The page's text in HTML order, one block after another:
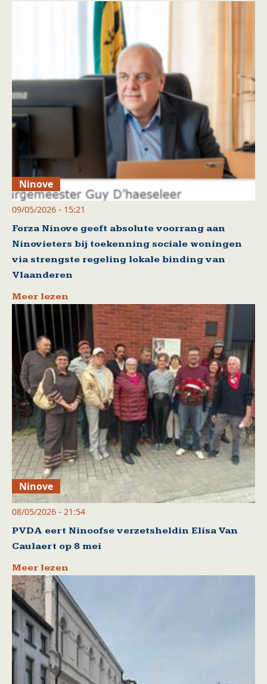
Ninove
09/05/2026 - 15:21
Forza Ninove geeft absolute voorrang aan
Ninovieters bij toekenning sociale woningen
via strengste regeling lokale binding van
Vlaanderen
Meer lezen
Ninove
08/05/2026 - 21:54
PVDA eert Ninoofse verzetsheldin Elisa Van
Caulaert op 8 mei
Meer lezen